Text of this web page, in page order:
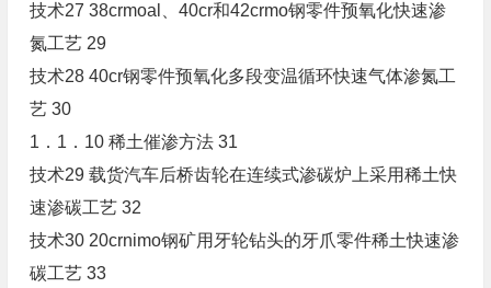
技术27 38crmoal、40cr和42crmo钢零件预氧化快速渗
氮工艺 29
技术28 40cr钢零件预氧化多段变温循环快速气体渗氮工
艺 30
1．1．10 稀土催渗方法 31
技术29 载货汽车后桥齿轮在连续式渗碳炉上采用稀土快
速渗碳工艺 32
技术30 20crnimo钢矿用牙轮钻头的牙爪零件稀土快速渗
碳工艺 33